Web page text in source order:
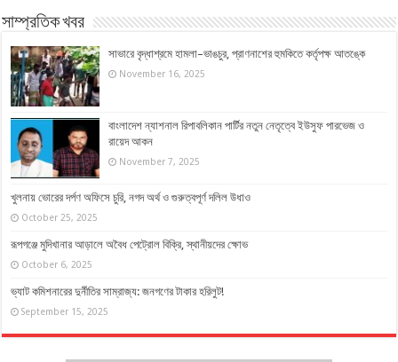
সাম্প্রতিক খবর
সাভারে বৃদ্ধাশ্রমে হামলা–ভাঙচুর, প্রাণনাশের হুমকিতে কর্তৃপক্ষ আতঙ্কে
November 16, 2025
বাংলাদেশ ন্যাশনাল রিপাবলিকান পার্টির নতুন নেতৃত্বে ইউসুফ পারভেজ ও
রায়েদ আকন
November 7, 2025
খুলনায় ভোরের দর্পণ অফিসে চুরি, নগদ অর্থ ও গুরুত্বপূর্ণ দলিল উধাও
October 25, 2025
রূপগঞ্জে মুদিখানার আড়ালে অবৈধ পেট্রোল বিক্রি, স্থানীয়দের ক্ষোভ
October 6, 2025
ভ্যাট কমিশনারের দুর্নীতির সাম্রাজ্য: জনগণের টাকার হরিলুট!
September 15, 2025